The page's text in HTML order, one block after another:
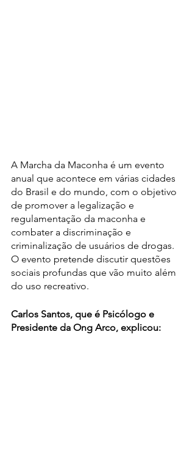
A Marcha da Maconha é um evento
anual que acontece em várias cidades
do Brasil e do mundo, com o objetivo
de promover a legalização e
regulamentação da maconha e
combater a discriminação e
criminalização de usuários de drogas.
O evento pretende discutir questões
sociais profundas que vão muito além
do uso recreativo.
Carlos Santos, que é Psicólogo e
Presidente da Ong Arco, explicou: